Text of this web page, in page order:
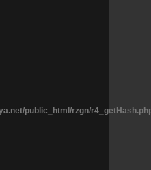
public_html/rzgn/